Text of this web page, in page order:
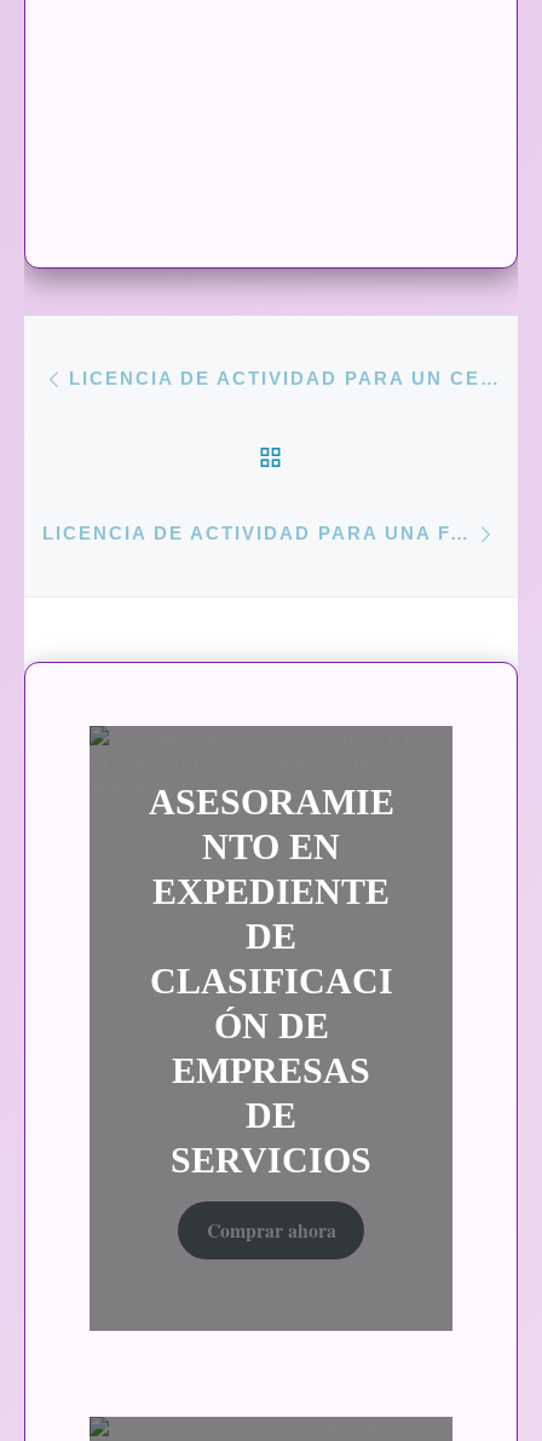
NAVEGACIÓN DE LICENCIA DE ACTIVIDAD PARA UN CENTRO DE YOGA EN CÓRDOBA
LICENCIA DE ACTIVIDAD PARA UNA FARMACIA EN SEVILLA
ASESORAMIE
NTO EN
EXPEDIENTE
DE
CLASIFICACI
ÓN DE
EMPRESAS
DE
SERVICIOS
Comprar ahora